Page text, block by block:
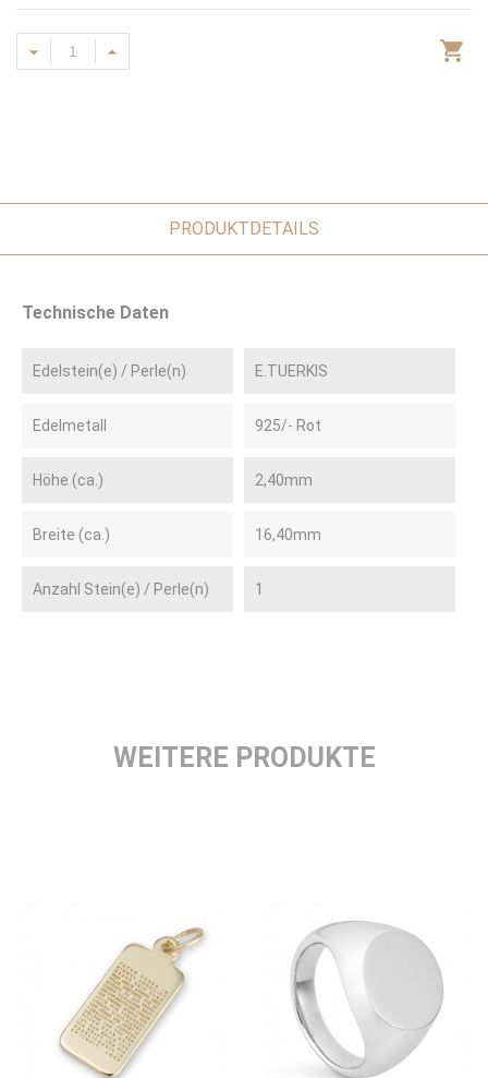
PRODUKTDETAILS
Technische Daten
Edelstein(e) / Perle(n) E.TUERKIS
Edelmetall 925/- Rot
Höhe (ca.) 2,40mm
Breite (ca.) 16,40mm
Anzahl Stein(e) / Perle(n) 1
WEITERE PRODUKTE